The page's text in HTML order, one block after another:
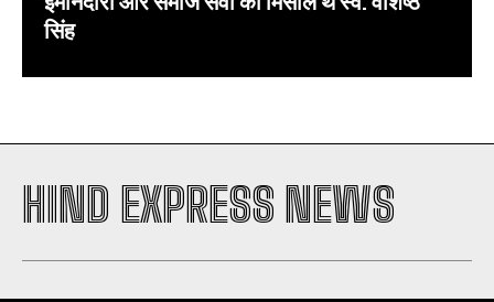
सिंह
HIND EXPRESS NEWS